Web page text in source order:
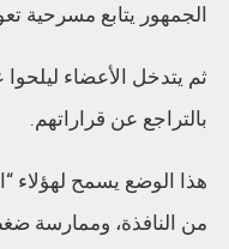
الجمهور يتابع مسرحية
ثم يتدخل الأعضاء
بالتراجع عن قراراتهم.
هذا الوضع يسمح لهؤلاء
من النافذة، وممارسة